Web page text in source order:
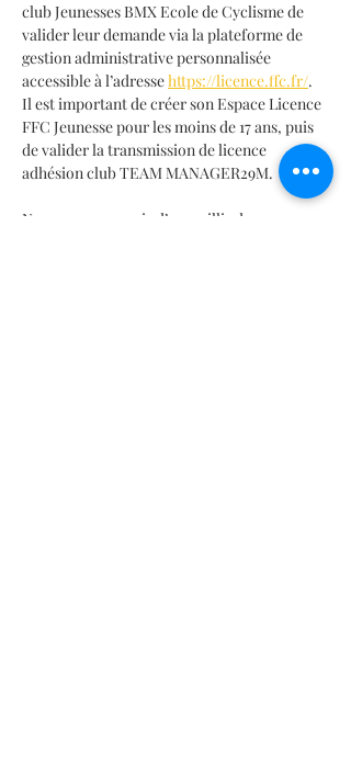
club Jeunesses BMX Ecole de Cyclisme de
valider leur demande via la plateforme de
gestion administrative personnalisée
accessible à l’adresse https://licence.ffc.fr/.
Il est important de créer son Espace Licence
FFC Jeunesse pour les moins de 17 ans, puis
de valider la transmission de licence
adhésion club TEAM MANAGER29M.
Nous sommes ravis d’accueillir de nouveaux